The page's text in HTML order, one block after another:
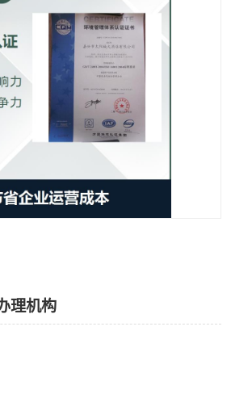
理机构
45001认证
知识产权体系认证
交通运输服务
消防设施工程专业承包